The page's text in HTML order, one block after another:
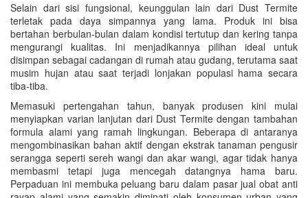
Selain dari sisi fungsional, keunggulan lain dari Dust Termite
terletak pada daya simpannya yang lama. Produk ini bisa
bertahan berbulan-bulan dalam kondisi tertutup dan kering tanpa
mengurangi kualitas. Ini menjadikannya pilihan ideal untuk
disimpan sebagai cadangan di rumah atau gudang, terutama saat
musim hujan atau saat terjadi lonjakan populasi hama secara
tiba-tiba.
Memasuki pertengahan tahun, banyak produsen kini mulai
menyiapkan varian lanjutan dari Dust Termite dengan tambahan
formula alami yang ramah lingkungan. Beberapa di antaranya
mengombinasikan bahan aktif dengan ekstrak tanaman pengusir
serangga seperti sereh wangi dan akar wangi, agar tidak hanya
membasmi tetapi juga mencegah datangnya hama baru.
Perpaduan ini membuka peluang baru dalam pasar jual obat anti